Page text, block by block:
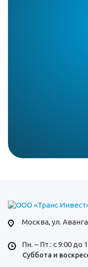
Москва,ул.
Пн. – Пт.: с 9:00 до
Суббота и